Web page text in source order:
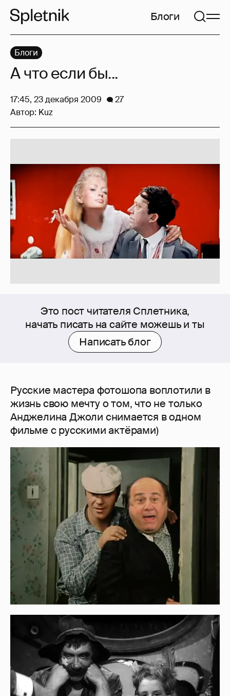
Блоги
Это пост читателя Сплетника,
начать писать на сайте можешь и ты
Написать блог
Русские мастера фотошопа воплотили в
жизнь свою мечту о том, что не только
Анджелина Джоли снимается в одном
фильме с русскими актёрами)
Блоги
А что если бы...
17:45, 23 декабря 2009
27
Автор: Kuz